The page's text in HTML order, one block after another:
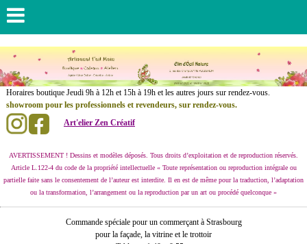
Horaires boutique Jeudi 9h à 12h et 15h à 19h et les autres jours sur rendez-vous.
showroom pour les professionnels et revendeurs, sur rendez-vous.
Art'elier Zen Créatif
AVERTISSEMENT ! Dessins et modèles déposés. Tous droits d’exploitation et de reproduction réservés.
Article L.122-4 du code de la propriété intellectuelle « Toute représentation ou reproduction intégrale ou
partielle faite sans le consentement de l’auteur est interdite. Il en est de même pour la traduction, l’adaptation
ou la transformation, l’arrangement ou la reproduction par un art ou procédé quelconque »
Commande spéciale pour un commerçant à Strasbourg
pour la façade, la vitrine et le trottoir